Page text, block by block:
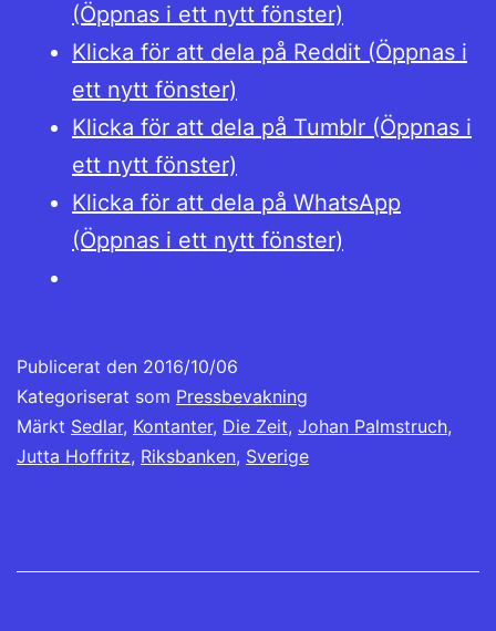
(Öppnas i ett nytt fönster)
Klicka för att dela på Reddit (Öppnas i
ett nytt fönster)
Klicka för att dela på Tumblr (Öppnas i
ett nytt fönster)
Klicka för att dela på WhatsApp
(Öppnas i ett nytt fönster)
Publicerat den 2016/10/06
Kategoriserat som Pressbevakning
Märkt Sedlar, Kontanter, Die Zeit, Johan Palmstruch,
Jutta Hoffritz, Riksbanken, Sverige